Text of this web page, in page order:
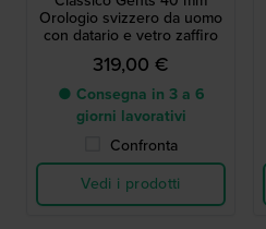
Orologio svizzero da uomo
con datario e vetro zaffiro
319,00 €
● Consegna in 3 a 6
giorni lavorativi
Confronta
Vedi i prodotti